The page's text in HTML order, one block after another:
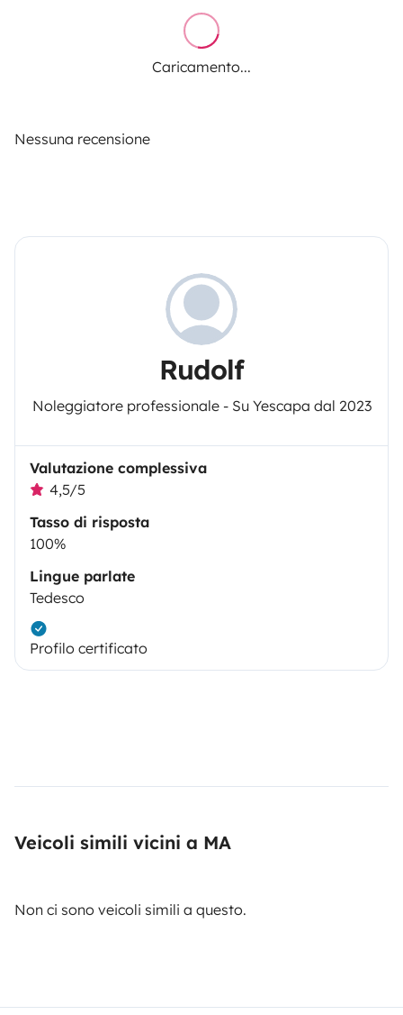
Caricamento...
Nessuna recensione
Rudolf
Noleggiatore professionale - Su Yescapa dal 2023
Valutazione complessiva
4,5/5
Tasso di risposta
100%
Lingue parlate
Tedesco
Profilo certificato
Veicoli simili vicini a MA
Non ci sono veicoli simili a questo.